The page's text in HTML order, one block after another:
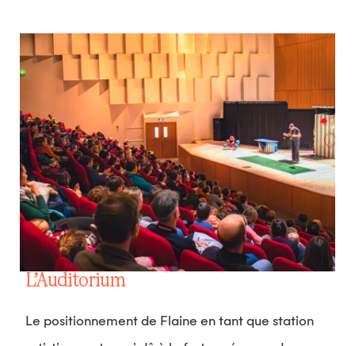
L’Auditorium
Le positionnement de Flaine en tant que station